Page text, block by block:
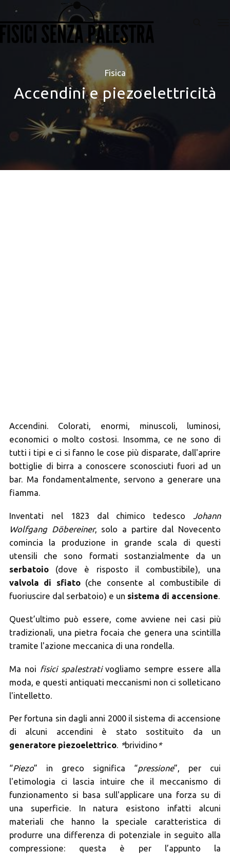
Fisica
Accendini e piezoelettricità
Accendini. Colorati, enormi, minuscoli, luminosi,
economici o molto costosi. Insomma, ce ne sono di
tutti i tipi e ci si fanno le cose più disparate, dall'aprire
bottiglie di birra a conoscere sconosciuti fuori ad un
bar. Ma fondamentalmente, servono a generare una
fiamma.
Inventati nel 1823 dal chimico tedescoJohann
Wolfgang Döbereiner, solo a partire dal Novecento
comincia la produzione in grande scala di questi
utensili che sono formati sostanzialmente da un
serbatoio(dove è risposto il combustibile), una
valvola di sfiato(che consente al combustibile di
fuoriuscire dal serbatoio) e un sistema di accensione.
Quest’ultimo può essere, come avviene nei casi più
tradizionali, una pietra focaia che genera una scintilla
tramite l'azione meccanica di una rondella.
Ma noi fisici spalestrativogliamo sempre essere alla
moda, e questi antiquati meccanismi non ci solleticano
l'intelletto.
Per fortuna sin dagli anni 2000 il sistema di accensione
di alcuni accendini è stato sostituito da un
generatore piezoelettrico. *brividino *
“Piezo” in greco significa “pressione”, per cui
l'etimologia ci lascia intuire che il meccanismo di
funzionamento si basa sull'applicare una forza su di
una superficie. In natura esistono infatti alcuni
materiali che hanno la speciale caratteristica di
produrre una differenza di potenziale in seguito alla
compressione: questa è per l’appunto la